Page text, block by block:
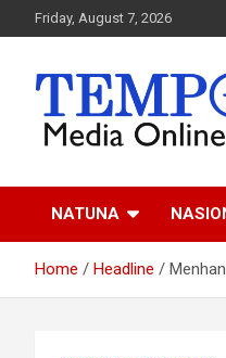
to
Friday, August 7, 2026
Tempo
NATUNA
Home Headline